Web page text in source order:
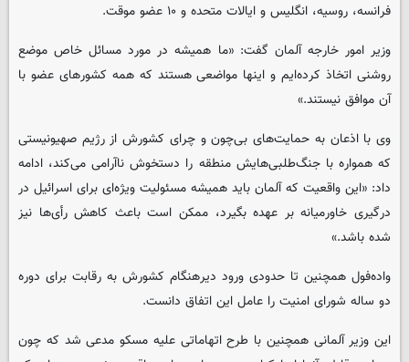
فرانسه، روسیه، انگلیس و ایالات متحده و ۱۰ عضو موقت.
وزیر امور خارجه آلمان گفت: «ما همیشه در مورد مسائل خاص موضع
روشنی اتخاذ کرده‌ایم و اینها مواضعی هستند که همه کشورهای عضو با
آن موافق نیستند.»
وی با اذعان به حمایت‌های بی‌چون و چرای کشورش از رژیم صهیونیستی
که همواره با جنگ‌طلبی‌هایش منطقه را دستخوش ناآرامی می‌کند، ادامه
داد: «این واقعیت که آلمان باید همیشه مسئولیت ویژه‌ای برای اسرائیل در
درگیری خاورمیانه بر عهده بگیرد، ممکن است باعث کاهش رأی‌ها نیز
شده باشد.»
واده‌فول همچنین تا حدودی ورود دیرهنگام کشورش به رقابت برای دوره
دو ساله شورای امنیت را عامل این اتفاق دانست.
این وزیر آلمانی همچنین با طرح اتهاماتی علیه مسکو مدعی شد که چون